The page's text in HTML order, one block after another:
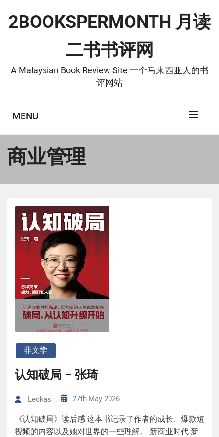
content
2BOOKSPERMONTH 月读
二书书评网
A Malaysian Book Review Site 一个马来西亚人的书
评网站
MENU
商业管理
非文学
认知破局 – 张琦
Leckas 27th May 2026
《认知破局》读后感 这本书记录了作者的成长、爆款短
视频的内容以及她对世界的一些理解。 新商业时代 新